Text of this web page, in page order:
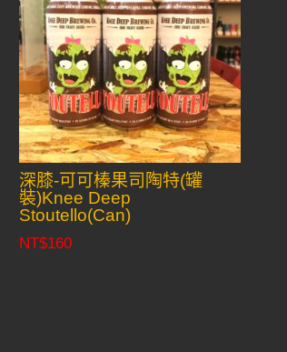
深膝-可可榛果司陶特(罐
裝)Knee Deep
Stoutello(Can)
NT$160